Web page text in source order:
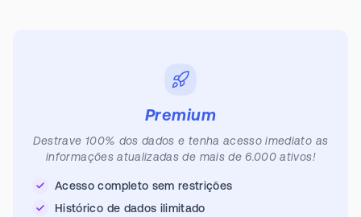
Premium
Destrave 100% dos dados e tenha acesso imediato as
informações atualizadas de mais de 6.000 ativos!
Acesso completo sem restrições
Histórico de dados ilimitado